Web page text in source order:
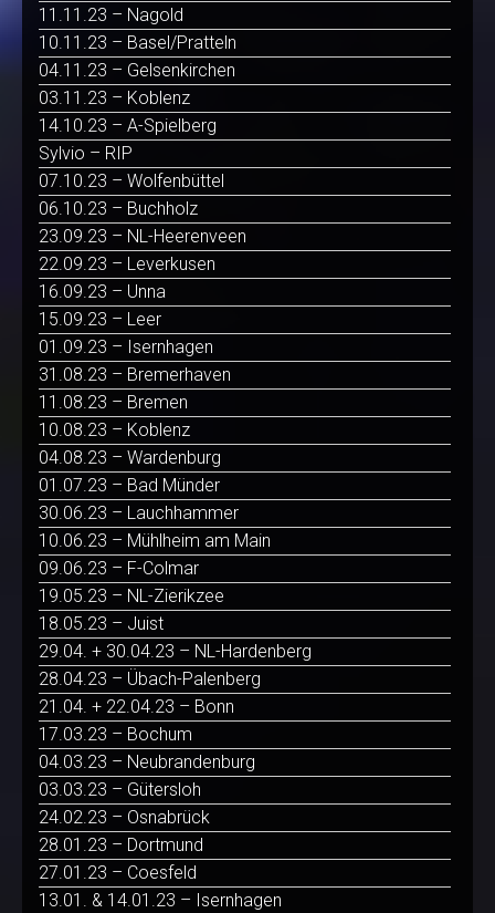
11.11.23 – Nagold
10.11.23 – Basel/Pratteln
04.11.23 – Gelsenkirchen
03.11.23 – Koblenz
14.10.23 – A-Spielberg
Sylvio – RIP
07.10.23 – Wolfenbüttel
06.10.23 – Buchholz
23.09.23 – NL-Heerenveen
22.09.23 – Leverkusen
16.09.23 – Unna
15.09.23 – Leer
01.09.23 – Isernhagen
31.08.23 – Bremerhaven
11.08.23 – Bremen
10.08.23 – Koblenz
04.08.23 – Wardenburg
01.07.23 – Bad Münder
30.06.23 – Lauchhammer
10.06.23 – Mühlheim am Main
09.06.23 – F-Colmar
19.05.23 – NL-Zierikzee
18.05.23 – Juist
29.04. + 30.04.23 – NL-Hardenberg
28.04.23 – Übach-Palenberg
21.04. + 22.04.23 – Bonn
17.03.23 – Bochum
04.03.23 – Neubrandenburg
03.03.23 – Gütersloh
24.02.23 – Osnabrück
28.01.23 – Dortmund
27.01.23 – Coesfeld
13.01. & 14.01.23 – Isernhagen